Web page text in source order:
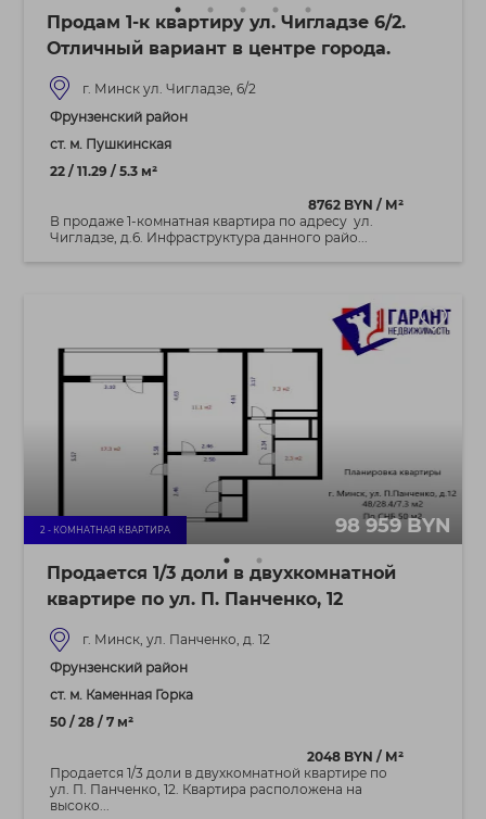
Продам 1-к квартиру ул. Чигладзе 6/2.
Отличный вариант в центре города.
г. Минск ул. Чигладзе, 6/2
Фрунзенский район
ст. м. Пушкинская
22 / 11.29 / 5.3 м²
8762 BYN / М²
В продаже 1-комнатная квартира по адресу ул.
Чигладзе, д.6. Инфраструктура данного райо...
2 - КОМНАТНАЯ КВАРТИРА 98 959 BYN
Продается 1/3 доли в двухкомнатной
квартире по ул. П. Панченко, 12
г. Минск, ул. Панченко, д. 12
Фрунзенский район
ст. м. Каменная Горка
50 / 28 / 7 м²
2048 BYN / М²
Продается 1/3 доли в двухкомнатной квартире по
ул. П. Панченко, 12. Квартира расположена на
высоко...